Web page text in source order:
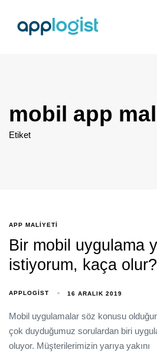
mobil app
Etiket
APP MALIYETI
Bir mobil uygulama
istiyorum, kaça olur?
APPLOGIST 16 ARALIK 2019
Mobil uygulamalar söz konusu
çok duyduğumuz sorulardan biri
oluyor. Müşterilerimizin yarıya yakını